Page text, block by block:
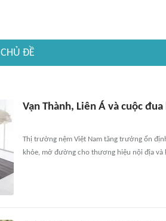
CHỦ ĐỀ
Vạn Thành, Liên Á và cuộc
Thị trường nệm Việt Nam tăng trưởng ổn
khỏe, mở đường cho thương hiệu nội địa và